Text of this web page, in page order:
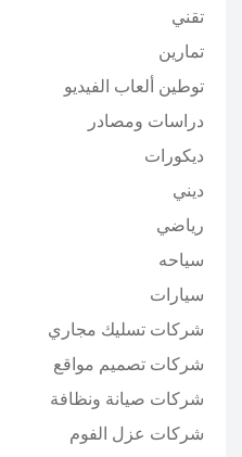
تقني
تمارين
توطين ألعاب الفيديو
دراسات ومصادر
ديكورات
ديني
رياضي
سياحه
سيارات
شركات تسليك مجاري
شركات تصميم مواقع
شركات صيانة ونظافة
شركات عزل الفوم